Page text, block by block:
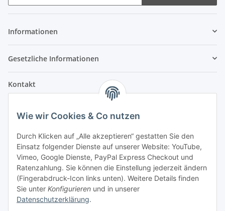
Informationen
Gesetzliche Informationen
Kontakt
Im Weiherfeld 10
Montag bis Freitag
Ladengeschäft: 8.00 Uhr - 17.00 Uhr
Werkstatt: 7.30 Uhr - 16.30 Uhr
Samstag
Wie wir Cookies & Co nutzen
Durch Klicken auf „Alle akzeptieren“ gestatten Sie den
Einsatz folgender Dienste auf unserer Website: YouTube,
Vimeo, Google Dienste, PayPal Express Checkout und
Ratenzahlung. Sie können die Einstellung jederzeit ändern
(Fingerabdruck-Icon links unten). Weitere Details finden
Sie unter Konfigurieren und in unserer
Datenschutzerklärung.